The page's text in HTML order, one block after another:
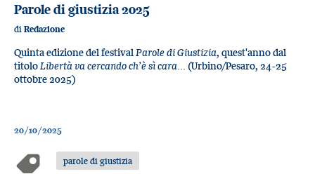
Parole di giustizia 2025
di Redazione
Quinta edizione del festival Parole di Giustizia, quest'anno dal
titolo Libertà va cercando ch’è sì cara... (Urbino/Pesaro, 24-25
ottobre 2025)
20/10/2025
parole di giustizia